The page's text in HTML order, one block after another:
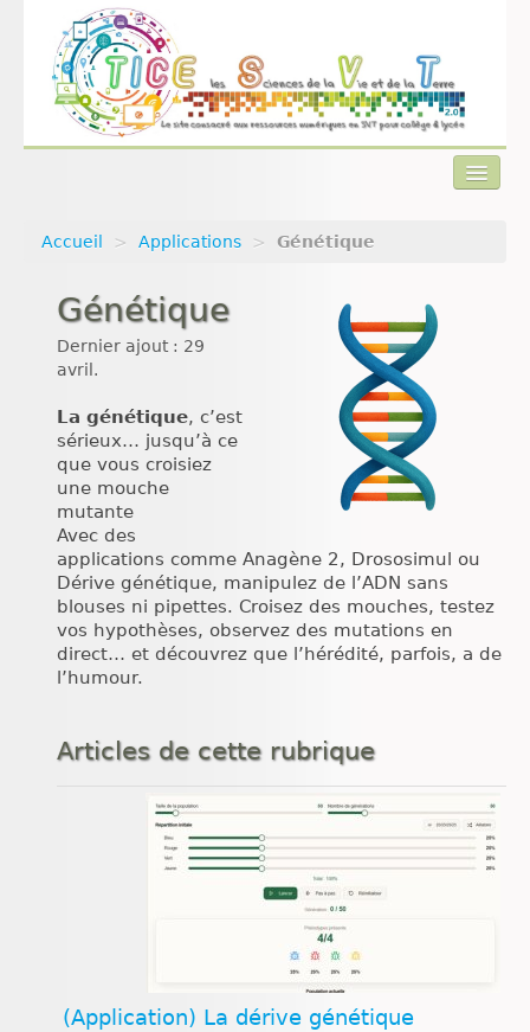
Plan du site
Qui sommes-nous ?
Contact
Accueil > Applications > Génétique
Génétique
Dernier ajout : 29
avril.
La génétique, c’est
sérieux… jusqu’à ce
que vous croisiez
une mouche
mutante
Avec des
applications comme Anagène 2, Drososimul ou
Dérive génétique, manipulez de l’ADN sans
blouses ni pipettes. Croisez des mouches, testez
vos hypothèses, observez des mutations en
direct… et découvrez que l’hérédité, parfois, a de
l’humour.
Articles de cette rubrique
(Application) La dérive génétique